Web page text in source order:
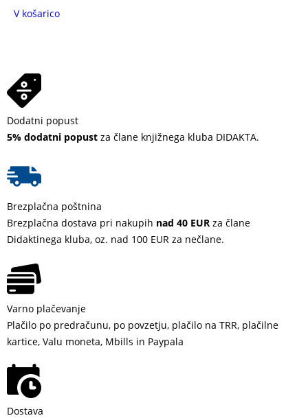
V košarico
Dodatni popust
5% dodatni popust za člane knjižnega kluba DIDAKTA.
Brezplačna poštnina
Brezplačna dostava pri nakupih nad 40 EUR za člane
Didaktinega kluba, oz. nad 100 EUR za nečlane.
Varno plačevanje
Plačilo po predračunu, po povzetju, plačilo na TRR, plačilne
kartice, Valu moneta, Mbills in Paypala
Dostava